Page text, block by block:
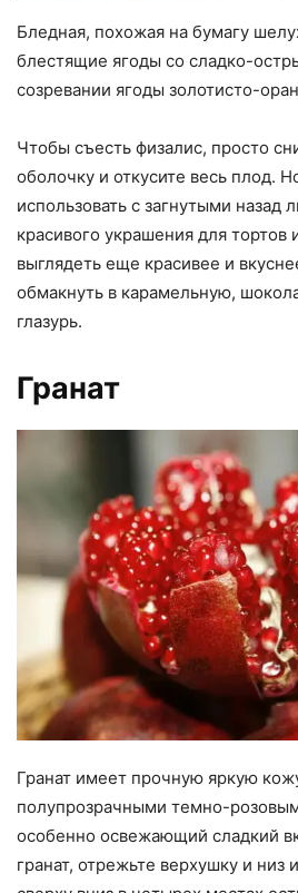
Бледная, похожая на бумагу
блестящие ягоды со сладко-
созревании ягоды золотисто-
Чтобы съесть физалис, просто
оболочку и откусите весь плод.
использовать с загнутыми назад
красивого украшения для тортов
выглядеть еще красивее и
обмакнуть в карамельную,
глазурь.
Гранат
Гранат имеет прочную яркую
полупрозрачными темно-
особенно освежающий сладкий
гранат, отрежьте верхушку и низ